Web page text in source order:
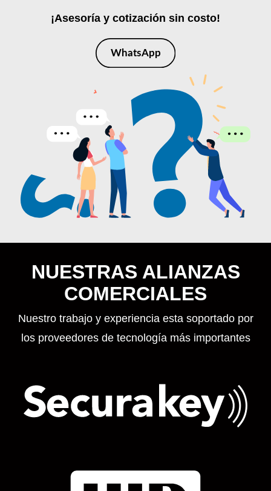
¡Asesoría y cotización sin costo!
NUESTRAS ALIANZAS
COMERCIALES
Nuestro trabajo y experiencia esta soportado por
los proveedores de tecnología más importantes